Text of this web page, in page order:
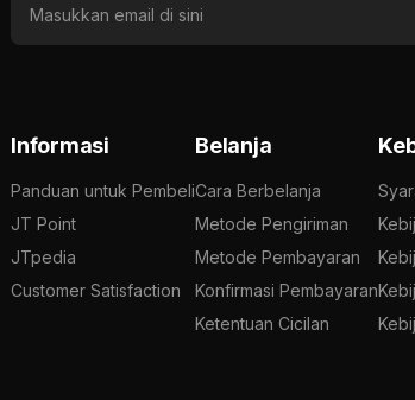
Informasi
Panduan untuk Pembeli
JT Point
JTpedia
Customer Satisfaction
Belanja
Cara Berbelanja
Metode Pengiriman
Metode Pembayaran
Konfirmasi Pembayaran
Ketentuan Cicilan